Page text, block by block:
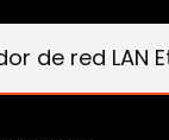
de red LAN